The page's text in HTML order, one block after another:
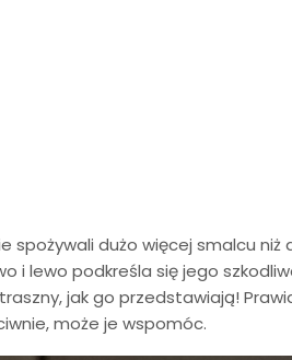
spożywali dużo więcej smalcu niż
i lewo podkreśla się jego
jak go przedstawiają!
może je wspomóc.